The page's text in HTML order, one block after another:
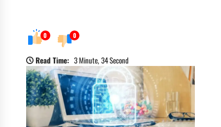
0 0
Read Time: 3 Minute, 34 Second